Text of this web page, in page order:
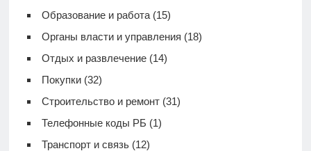
Образование и работа(15)
Органы власти и управления (18)
Отдых и развлечение(14)
Покупки(32)
Строительство и ремонт(31)
Телефонные коды РБ (1)
Транспорт и связь(12)